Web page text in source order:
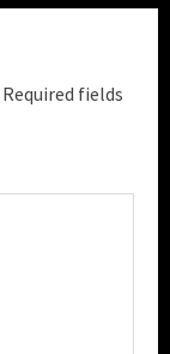
Required fields